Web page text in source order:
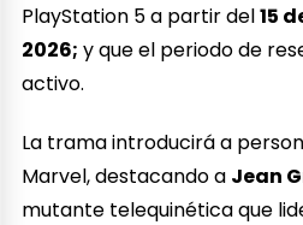
PlayStation 5 a partir del15
2026; y que el periodo de
activo.
La trama introducirá a
Marvel, destacando a Jean
mutante telequinética que